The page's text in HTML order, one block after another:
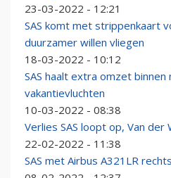
23-03-2022 - 12:21
SAS komt met strippenkaart
duurzamer willen vliegen
18-03-2022 - 10:12
SAS haalt extra omzet
vakantievluchten
10-03-2022 - 08:38
Verlies SAS loopt op, Van
22-02-2022 - 11:38
SAS met Airbus A321LR